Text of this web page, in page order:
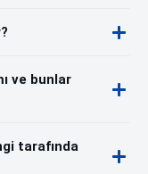
ve bunlar
tarafında